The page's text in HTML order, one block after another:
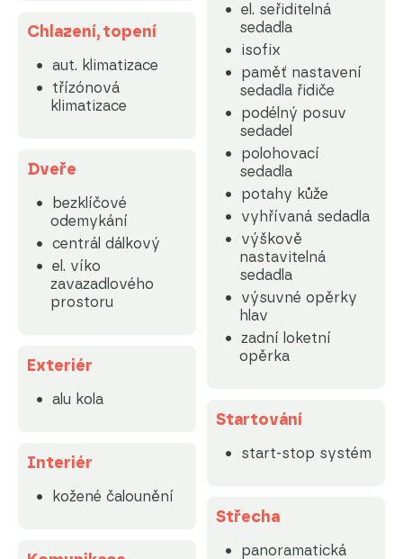
Chlazení, topení
aut. klimatizace
třízónová
klimatizace
Dveře
bezklíčové
odemykání
centrál dálkový
el. víko
zavazadlového
prostoru
Exteriér
alu kola
Interiér
kožené čalounění
el. seřiditelná
sedadla
isofix
paměť nastavení
sedadla řidiče
podélný posuv
sedadel
polohovací
sedadla
potahy kůže
vyhřívaná sedadla
výškově
nastavitelná
sedadla
výsuvné opěrky
hlav
zadní loketní
opěrka
Startování
start-stop systém
Střecha
panoramatická